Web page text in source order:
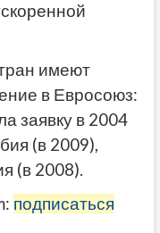
имеют
в Евросоюз:
заявку в 2004
(в 2009),
(в 2008).
подписаться